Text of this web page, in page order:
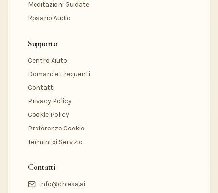
Meditazioni Guidate
Rosario Audio
Supporto
Centro Aiuto
Domande Frequenti
Contatti
Privacy Policy
Cookie Policy
Preferenze Cookie
Termini di Servizio
Contatti
info@chiesa.ai